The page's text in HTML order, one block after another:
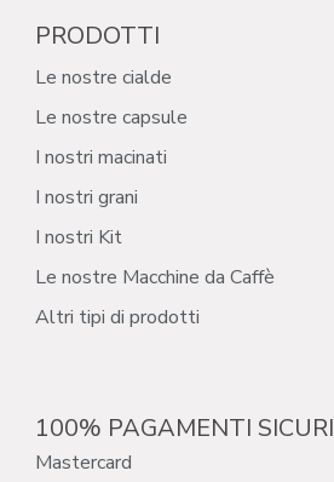
PRODOTTI
Le nostre cialde
Le nostre capsule
I nostri macinati
I nostri grani
I nostri Kit
Le nostre Macchine da Caffè
Altri tipi di prodotti
100% PAGAMENTI SICURI
Mastercard